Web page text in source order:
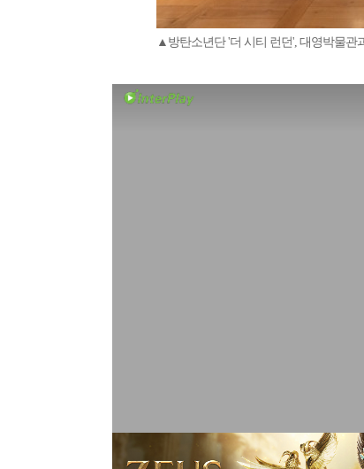
▲방탄소년단 '더 시티 런던', 대영박물관